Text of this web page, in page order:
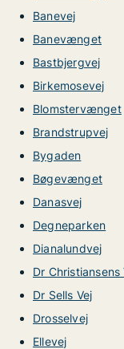
Banevej
Banevænget
Bastbjergvej
Birkemosevej
Blomstervænget
Brandstrupvej
Bygaden
Bøgevænget
Danasvej
Degneparken
Dianalundvej
Dr Christiansens
Dr Sells Vej
Drosselvej
Ellevej